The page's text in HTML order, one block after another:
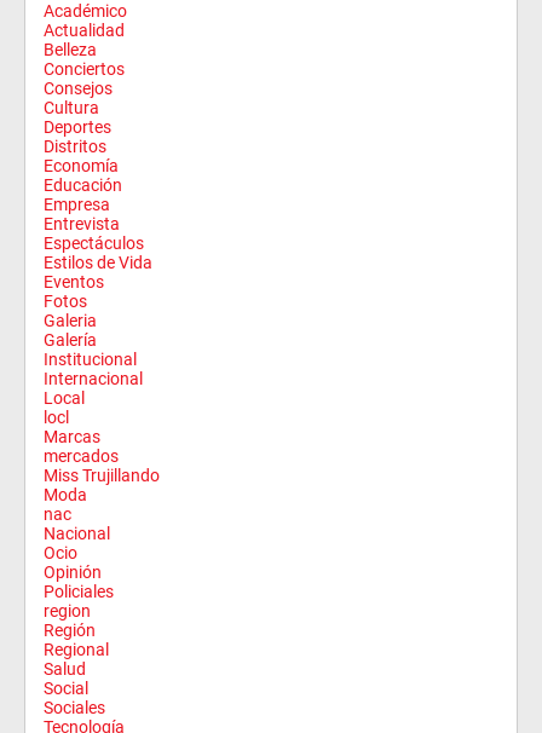
Académico
Actualidad
Belleza
Conciertos
Consejos
Cultura
Deportes
Distritos
Economía
Educación
Empresa
Entrevista
Espectáculos
Estilos de Vida
Eventos
Fotos
Galeria
Galería
Institucional
Internacional
Local
locl
Marcas
mercados
Miss Trujillando
Moda
nac
Nacional
Ocio
Opinión
Policiales
region
Región
Regional
Salud
Social
Sociales
Tecnología